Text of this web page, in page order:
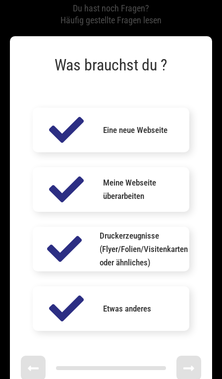
Du hast noch Fragen?
Häufig gestellte Fragen lesen
Was brauchst du ?
Eine neue Webseite
Meine Webseite
überarbeiten
Druckerzeugnisse
(Flyer/Folien/Visitenkarten
oder ähnliches)
Etwas anderes